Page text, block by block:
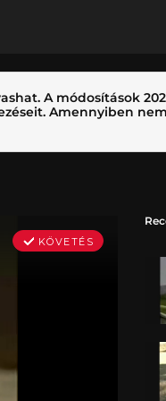
A módosítások
Amennyiben